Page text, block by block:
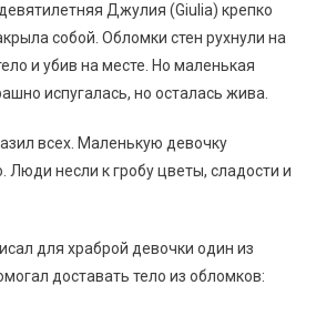
Джулия (Giulia) крепко
собой. Обломки стен рухнули на
и убив на месте. Но маленькая
испугалась, но осталась жива.
всех. Маленькую девочку
Люди несли к гробу цветы, сладости и
для храброй девочки один из
доставать тело из обломков: